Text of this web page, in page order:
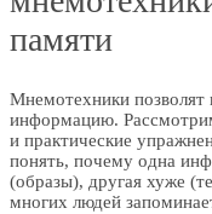
памяти
Мнемотехники
информацию.
и практические
понять, почему одна
(образы), другая хуже
многих людей